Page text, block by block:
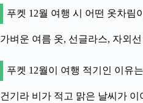
푸켓 12월 여행 시 어떤 옷차림
가벼운 여름 옷, 선글라스, 자외
푸켓 12월이 여행 적기인 이유
건기라 비가 적고 맑은 날씨가